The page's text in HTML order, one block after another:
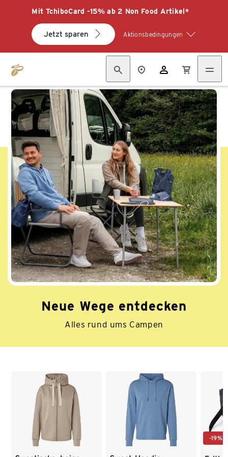
Mit TchiboCard -15% ab 2 Non Food Artikel*
Jetzt sparen Aktionsbedingungen
Neue Wege entdecken
Alles rund ums Campen
-19%